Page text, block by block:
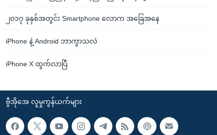
၂၀၁၇ ခုနှစ်အတွင်း Smartphone လောက အခြေအနေ
iPhone နဲ့ Android ဘာကွာသလဲ
iPhone X ထွက်လာပြီ
ဗွီအိုအေ လူမှုကွန်ယက်များ